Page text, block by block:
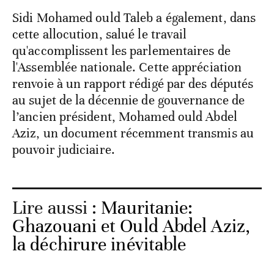
Sidi Mohamed ould Taleb a également, dans
cette allocution, salué le travail
qu'accomplissent les parlementaires de
l'Assemblée nationale. Cette appréciation
renvoie à un rapport rédigé par des députés
au sujet de la décennie de gouvernance de
l’ancien président, Mohamed ould Abdel
Aziz, un document récemment transmis au
pouvoir judiciaire.
Lire aussi : Mauritanie:
Ghazouani et Ould Abdel Aziz,
la déchirure inévitable